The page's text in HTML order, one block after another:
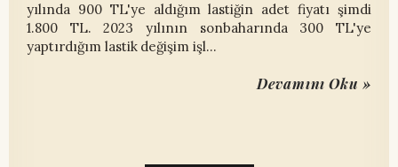
yılında 900 TL'ye aldığım lastiğin adet fiyatı şimdi
1.800 TL. 2023 yılının sonbaharında 300 TL'ye
yaptırdığım lastik değişim işl…
Devamını Oku »